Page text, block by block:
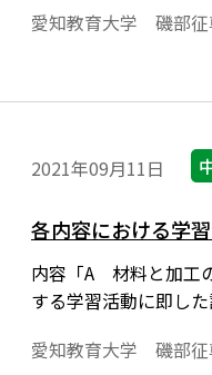
愛知教育大学 磯部
2021年09月11日
各内容における学
内容「A 材料と加工
する学習活動に即し
愛知教育大学 磯部